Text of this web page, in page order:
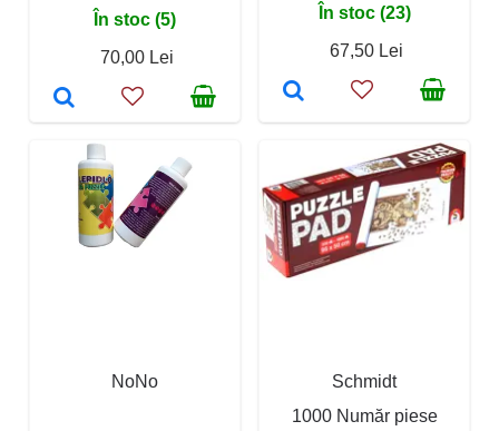
În stoc (5)
70,00 Lei
În stoc (23)
67,50 Lei
NoNo
Schmidt
1000 Număr piese